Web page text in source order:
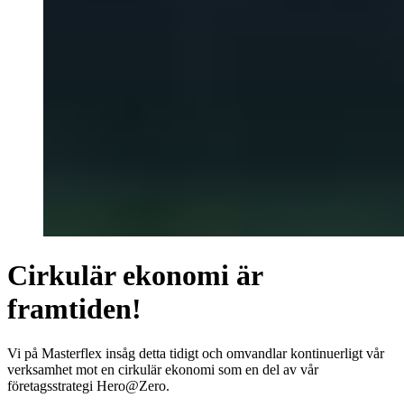
Cirkulär ekonomi är
framtiden!
Vi på Masterflex insåg detta tidigt och omvandlar kontinuerligt vår
verksamhet mot en cirkulär ekonomi som en del av vår
företagsstrategi Hero@Zero.